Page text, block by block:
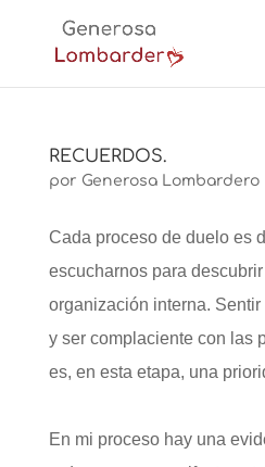
RECUERDOS.
por Generosa Lombardero|
Cada proceso de duelo es
escucharnos para
organización interna.
y ser complaciente con las
es, en esta etapa, una
En mi proceso hay una